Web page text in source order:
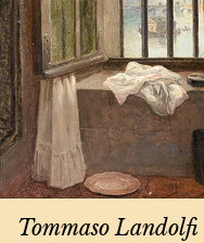
Tommaso Landolfi